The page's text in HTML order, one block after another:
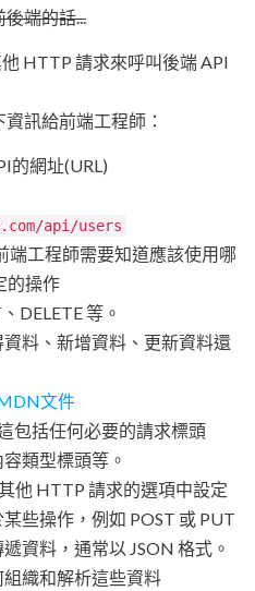
端的話...
HTTP 請求來呼叫後端 API
訊給前端工程師：
的網址(URL)
api/users
端工程師需要知道應該使用哪
的操作
DELETE 等。
料、新增資料、更新資料還
文件
這包括任何必要的請求標頭
類型標頭等。
他 HTTP 請求的選項中設定
某些操作，例如 POST 或 PUT
資料，通常以 JSON 格式。
織和解析這些資料